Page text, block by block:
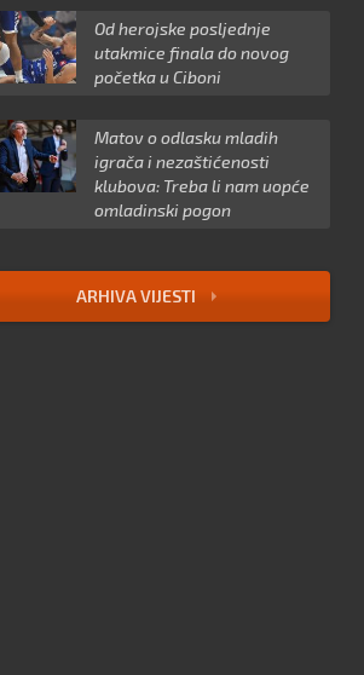
Od herojske posljednje
utakmice finala do novog
početka u Ciboni
Matov o odlasku mladih
igrača i nezaštićenosti
klubova: Treba li nam uopće
omladinski pogon
ARHIVA VIJESTI